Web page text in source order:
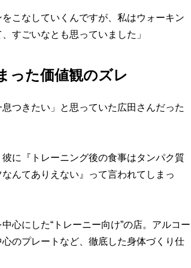
こなしていくんですが、私はウォーキン
すごいなとも思っていました」
った価値観のズレ
つきたい」と思っていた広田さんだった
に『トレーニング後の食事はタンパク質
んてありえない』って言われてしまっ
心にした“トレーニー向け”の店。アルコー
のプレートなど、徹底した身体づくり仕